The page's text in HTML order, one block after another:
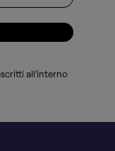
all'interno